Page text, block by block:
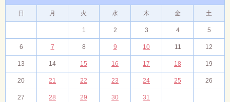
日 月 火 水 木 金 土
1 2 3 4 5
6 7 8 9 10 11 12
13 14 15 16 17 18 19
20 21 22 23 24 25 26
27 28 29 30 31